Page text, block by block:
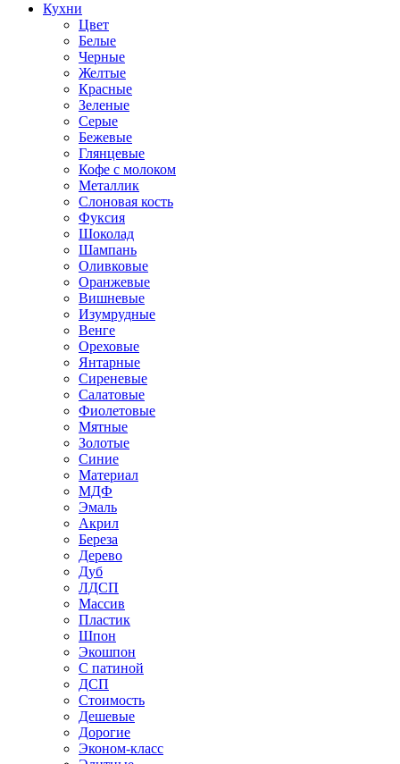
Кухни
Цвет
Белые
Черные
Желтые
Красные
Зеленые
Серые
Бежевые
Глянцевые
Кофе с молоком
Металлик
Слоновая кость
Фуксия
Шоколад
Шампань
Оливковые
Оранжевые
Вишневые
Изумрудные
Венге
Ореховые
Янтарные
Сиреневые
Салатовые
Фиолетовые
Мятные
Золотые
Синие
Материал
МДФ
Эмаль
Акрил
Береза
Дерево
Дуб
ЛДСП
Массив
Пластик
Шпон
Экошпон
С патиной
ДСП
Стоимость
Дешевые
Дорогие
Эконом-класс